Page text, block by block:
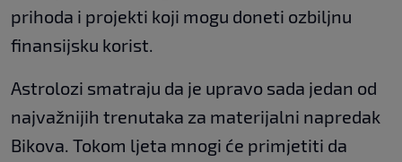
prihoda i projekti koji mogu doneti ozbiljnu
finansijsku korist.
Astrolozi smatraju da je upravo sada jedan od
najvažnijih trenutaka za materijalni napredak
Bikova. Tokom ljeta mnogi će primjetiti da